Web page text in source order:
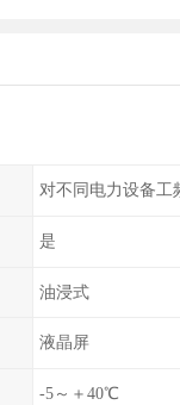
对不同电力设备工
是
油浸式
液晶屏
-5～＋40℃